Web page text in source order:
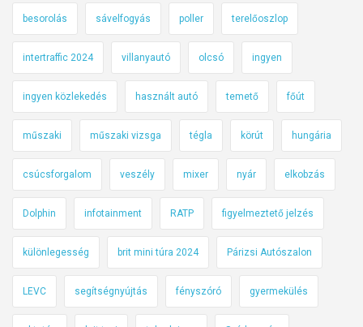
besorolás sávelfogyás poller terelőoszlop
intertraffic 2024 villanyautó olcsó ingyen
ingyen közlekedés használt autó temető főút
műszaki műszaki vizsga tégla körút hungária
csúcsforgalom veszély mixer nyár elkobzás
Dolphin infotainment RATP figyelmeztető jelzés
különlegesség brit mini túra 2024 Párizsi Autószalon
LEVC segítségnyújtás fényszóró gyermekülés